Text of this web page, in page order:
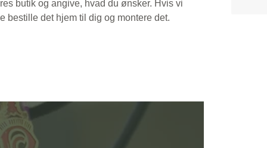
butik og angive, hvad du ønsker. Hvis vi
bestille det hjem til dig og montere det.